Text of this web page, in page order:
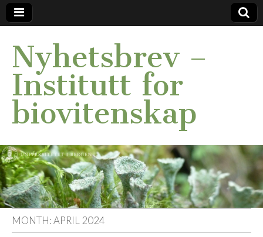
Nyhetsbrev –
Institutt for
biovitenskap
MONTH:APRIL 2024